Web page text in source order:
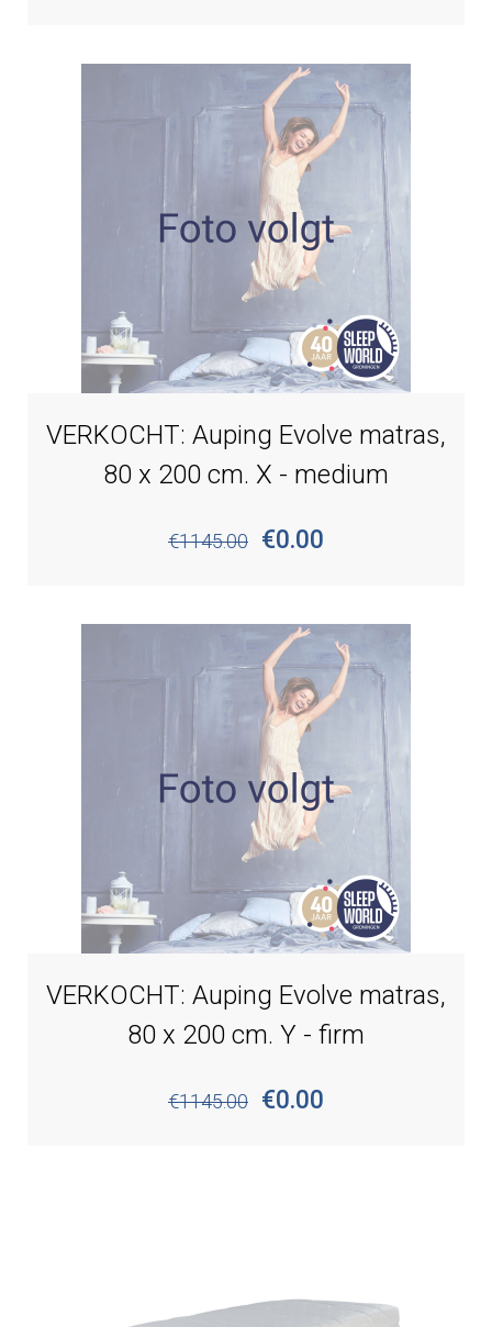
VERKOCHT: Auping Evolve matras,
80 x 200 cm. X - medium
€1145.00 €0.00
VERKOCHT: Auping Evolve matras,
80 x 200 cm. Y - firm
€1145.00 €0.00